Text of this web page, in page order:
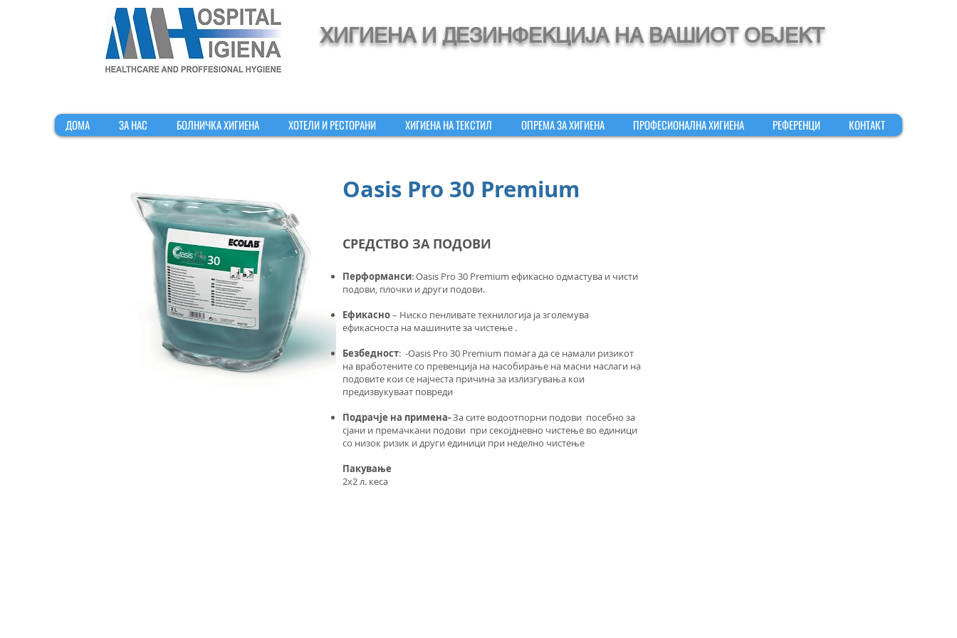
ХИГИЕНА И ДЕЗИНФЕКЦИЈА НА ВАШИОТ ОБЈЕКТ
ДОМА ЗА НАС БОЛНИЧКА ХИГИЕНА ХОТЕЛИ И РЕСТОРАНИ ХИГИЕНА НА ТЕКСТИЛ ОПРЕМА ЗА ХИГИЕНА ПРОФЕСИОНАЛНА ХИГИЕНА РЕФЕРЕНЦИ КОНТАКТ
Oasis Pro 30 Premium
СРЕДСТВО ЗА ПОДОВИ
Перформанси: Oasis Pro 30 Premium ефикасно одмастува и чисти
подови, плочки и други подови.
Ефикасно– Ниско пенливате технилогија ја зголемува
ефикасноста на машините за чистење .
Безбедност: -Oasis Pro 30 Premium помага да се намали ризикот
на вработените со превенција на насобирање на масни наслаги на
подовите кои се најчеста причина за излизгувања кои
предизвукуваат повреди
Подрачје на применa-За сите водоотпорни подови посебно за
сјани и премачкани подови при секојдневно чистење во единици
со низок ризик и други единици при неделно чистење
Пакување
2x2 л. кеса